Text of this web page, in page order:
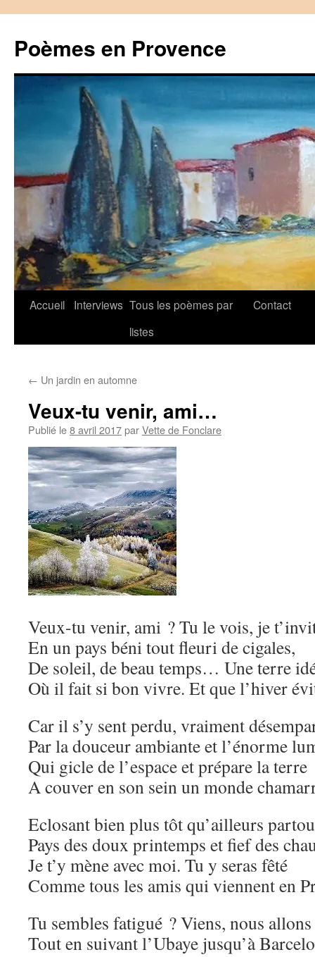
contenu
Poèmes en Provence
Accueil Interviews Tous les poèmes par
listes
Contact
← Un jardin en automne
Veux-tu venir, ami…
Publié le8 avril 2017parVette de Fonclare
Veux-tu venir, ami ? Tu le vois, je
En un pays béni tout fleuri de cigales,
De soleil, de beau temps… Une terre
Où il fait si bon vivre. Et que l’hiver
Car il s’y sent perdu, vraiment
Par la douceur ambiante et l’énorme
Qui gicle de l’espace et prépare la terre
A couver en son sein un monde
Eclosant bien plus tôt qu’ailleurs
Pays des doux printemps et fief des
Je t’y mène avec moi. Tu y seras fêté
Comme tous les amis qui viennent en
Tu sembles fatigué ? Viens, nous
Tout en suivant l’Ubaye jusqu’à